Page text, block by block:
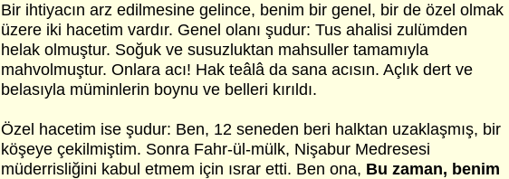
Bir ihtiyacın arz edilmesine gelince, benim bir genel, bir de özel olmak
üzere iki hacetim vardır. Genel olanı şudur: Tus ahalisi zulümden
helak olmuştur. Soğuk ve susuzluktan mahsuller tamamıyla
mahvolmuştur. Onlara acı! Hak teâlâ da sana acısın. Açlık dert ve
belasıyla müminlerin boynu ve belleri kırıldı.
Özel hacetim ise şudur: Ben, 12 seneden beri halktan uzaklaşmış, bir
köşeye çekilmiştim. Sonra Fahr-ül-mülk, Nişabur Medresesi
müderrisliğini kabul etmem için ısrar etti. Ben ona, Bu zaman, benim